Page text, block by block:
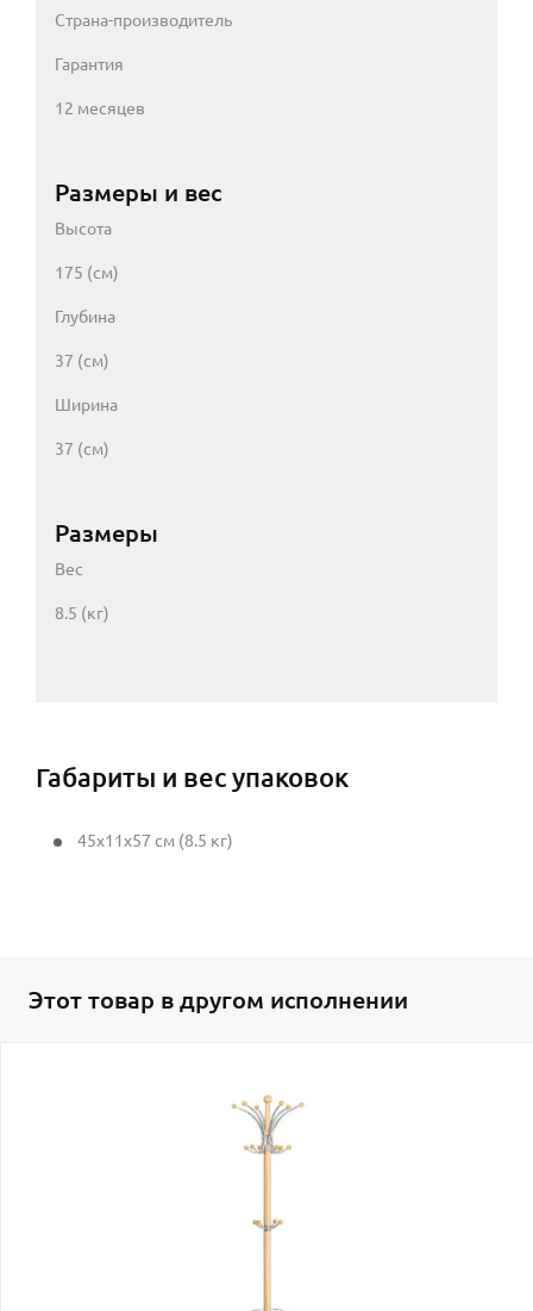
Страна-производитель
Гарантия
12 месяцев
Размеры и вес
Высота
175 (см)
Глубина
37 (см)
Ширина
37 (см)
Размеры
Вес
8.5 (кг)
Габариты и вес упаковок
45x11x57 см (8.5 кг)
Этот товар в другом исполнении